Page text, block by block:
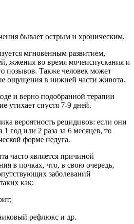
бывает острым и хроническим.
мгновенным развитием,
жжения во время мочеиспускания и
позывов. Также человек может
ощущения в нижней части живота.
и верно подобранной терапии
утихает спустя 7-9 дней.
вероятность рецидивов: если они
1 год или 2 раза за 6 месяцев, то
форме недуга.
часто является причиной
в почках, что, в свою очередь,
заболеваний
как:
рефлюкс и др.